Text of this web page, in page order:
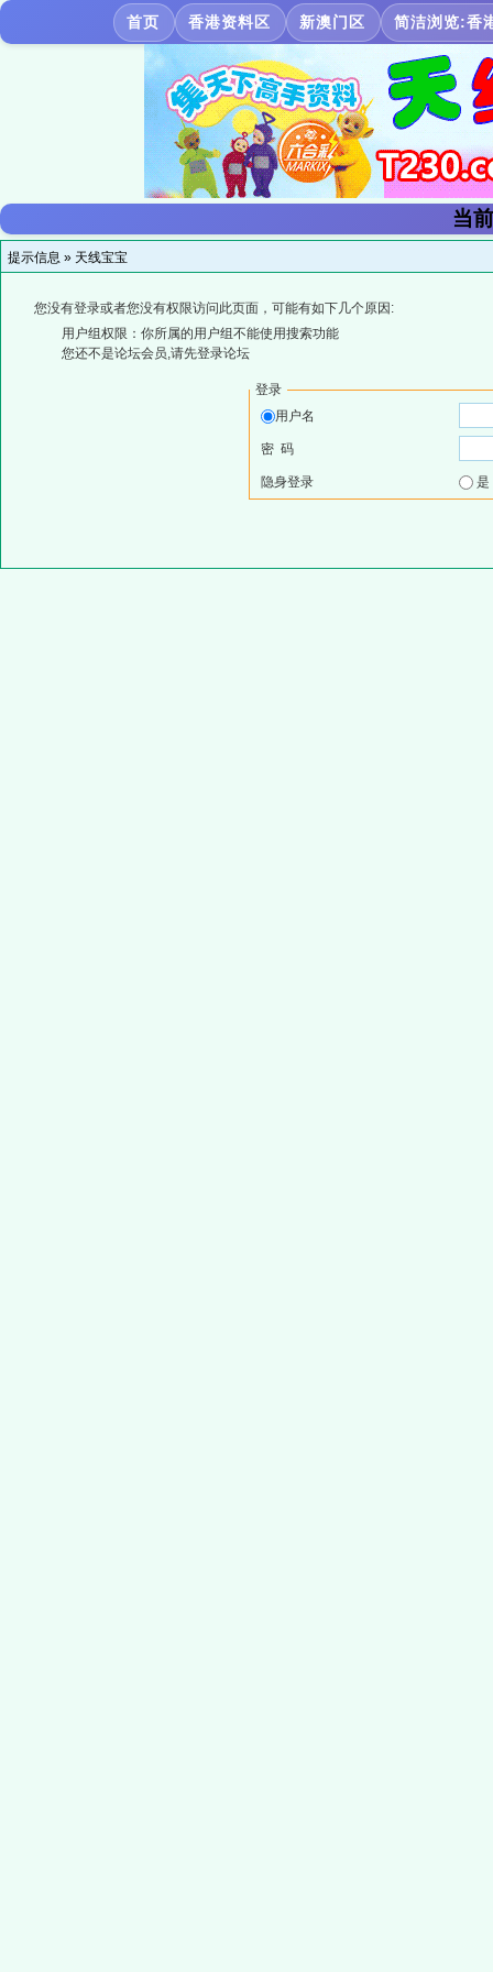
首页 香港资料区 新澳门区 简洁浏览:香
当
提示信息 » 天线宝宝
您没有登录或者您没有权限访问此页面，可能有如下几个原因:
用户组权限：你所属的用户组不能使用搜索功能
您还不是论坛会员,请先登录论坛
登录
用户名
密 码
隐身登录